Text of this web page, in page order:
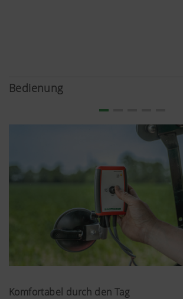
Bedienung
Komfortabel durch den Tag